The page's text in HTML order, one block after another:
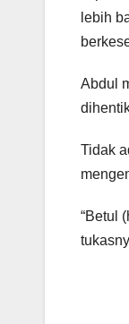
lebih
Abdul
Tidak
“Betul